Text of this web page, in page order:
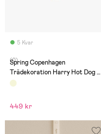
5 Kvar
(0)
Spring Copenhagen
Trädekoration Harry Hot Dog 11
cm
449 kr